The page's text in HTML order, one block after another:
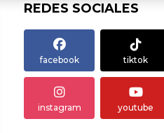
REDES SOCIALES
facebook tiktok
instagram youtube